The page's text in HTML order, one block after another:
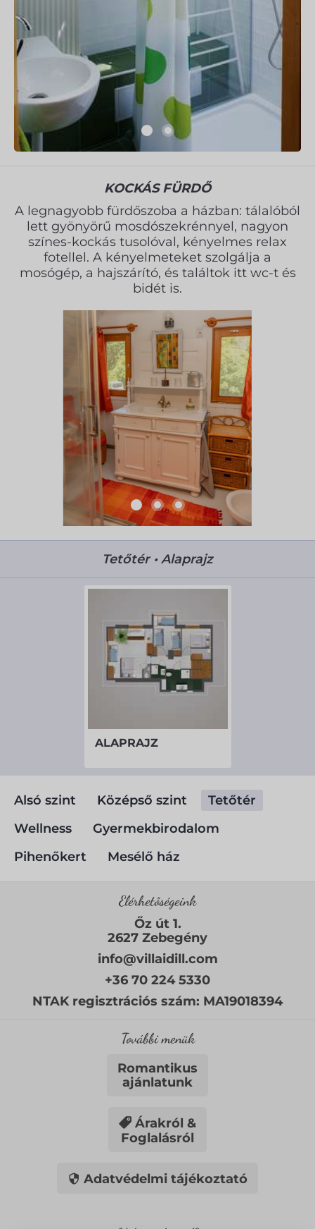
KOCKÁS FÜRDŐ
A legnagyobb fürdőszoba a házban: tálalóból
lett gyönyörű mosdószekrénnyel, nagyon
színes-kockás tusolóval, kényelmes relax
fotellel. A kényelmeteket szolgálja a
mosógép, a hajszárító, és találtok itt wc-t és
bidét is.
Tetőtér • Alaprajz
ALAPRAJZ
Alsó szint Középső szint
Tetőtér
Wellness
Gyermekbirodalom
Pihenőkert
Mesélő ház
Elérhetőségeink
Őz út 1.
2627 Zebegény
info@villaidill.com
+36 70 224 5330
NTAK regisztrációs szám: MA19018394
További menük
Romantikus
ajánlatunk
Árakról &
Foglalásról
Adatvédelmi tájékoztató